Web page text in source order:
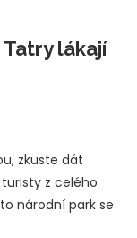
lákají
zkuste dát
z celého
národní park se